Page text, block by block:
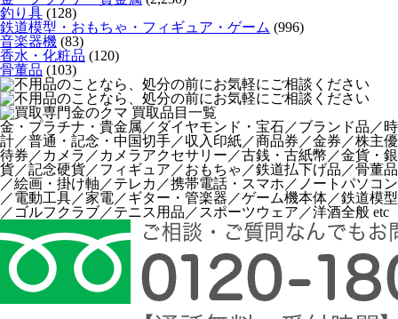
釣り具 (128)
鉄道模型・おもちゃ・フィギュア・ゲーム (996)
音楽器機 (83)
香水・化粧品 (120)
骨董品 (103)
金・プラチナ・貴金属／ダイヤモンド・宝石／ブランド品／時
計／普通・記念・中国切手／収入印紙／商品券／金券／株主優
待券／カメラ／カメラアクセサリー／古銭・古紙幣／金貨・銀
貨／記念硬貨／フィギュア／おもちゃ／鉄道払下げ品／骨董品
／絵画・掛け軸／テレカ／携帯電話・スマホ／ノートパソコン
／電動工具／家電／ギター・管楽器／ゲーム機本体／鉄道模型
／ゴルフクラブ／テニス用品／スポーツウェア／洋酒全般 etc